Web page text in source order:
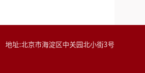
址:北京市海淀区中关园北小街3号